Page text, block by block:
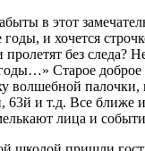
в этот
и хочется
без следа?
Старое доброе
волшебной палочки,
63й и т.д. Все ближе
лица и